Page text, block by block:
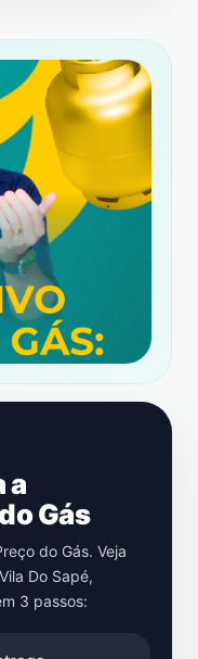
a
Gás
do Gás. Veja
Vila Do Sapé,
3 passos: